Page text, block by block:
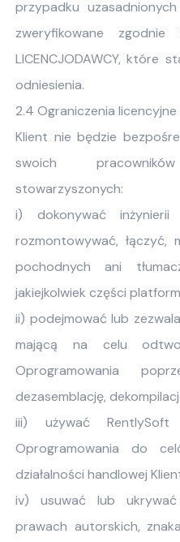
przypadku
zweryfikowane
LICENCJODAWCY, które
odniesienia.
2.4 Ograniczenia licencyjne
Klient nie będzie
swoich
stowarzyszonych:
i) dokonywać inżynierii
rozmontowywać, łączyć,
pochodnych ani
jakiejkolwiek części
ii) podejmować lub
mającą na celu
Oprogramowania
dezasemblację,
iii) używać RentlySoft
Oprogramowania do
działalności handlowej
iv) usuwać lub ukrywać
prawach autorskich,